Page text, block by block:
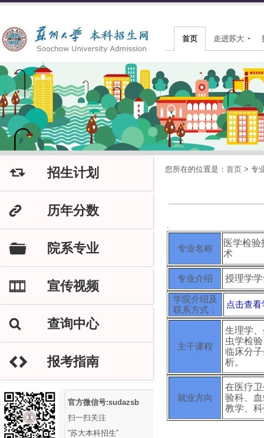
首页 走进苏大
J 招生计划
K 历年分数
F 院系专业
M 宣传视频
L 查询中心
H 报考指南
官方微信号:sudazsb
扫一扫关注
“苏大本科招生”
您所在的位置是： 首页 > 专
.
专业名称
医学检验
术
专业介绍 授理学
学院介绍及
联系方式：
点击查
主干课程
生理学
虫学检
临床分
析。
就业方向
在医疗
验科、
教学、